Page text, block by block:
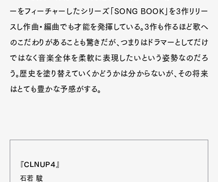
ーをフィーチャーしたシリーズ「SONG BOOK」を3作リリー
スし作曲・編曲でも才能を発揮している。3作も作るほど歌へ
のこだわりがあることも驚きだが、つまりはドラマーとしてだけ
ではなく音楽全体を柔軟に表現したいという姿勢なのだろ
う。歴史を塗り替えていくかどうかは分からないが、その将来
はとても豊かな予感がする。
『CLNUP４』
石若 駿